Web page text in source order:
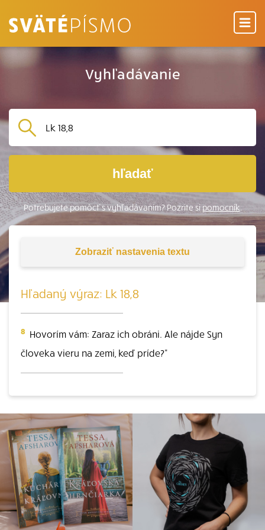
Vyhľadávanie
hľadať
Potrebujete pomôcť s vyhľadávaním? Pozrite sipomocník.
Zobraziť nastavenia textu
Hľadaný výraz: Lk 18,8
8 Hovorím vám: Zaraz ich obráni. Ale nájde Syn
človeka vieru na zemi, keď príde?"